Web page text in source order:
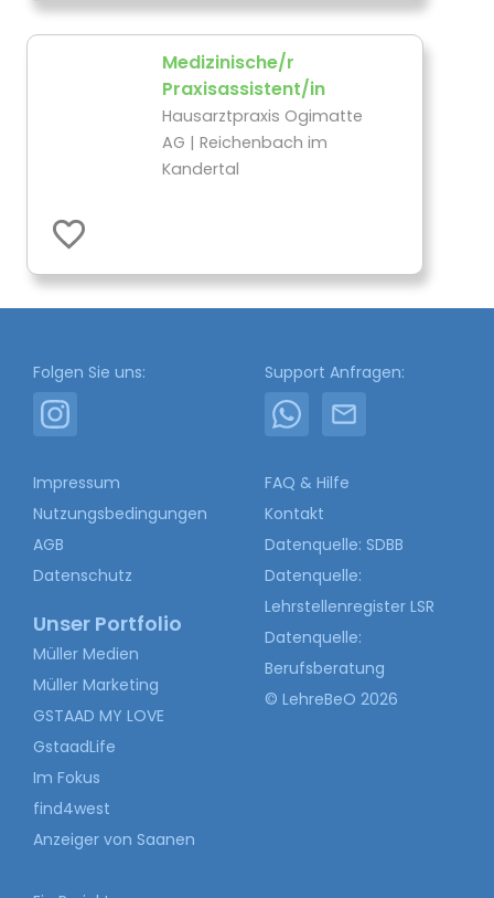
Medizinische/r
Praxisassistent/in
Hausarztpraxis Ogimatte
AG | Reichenbach im
Kandertal
Folgen Sie uns: Support Anfragen:
Impressum
Nutzungsbedingungen
AGB
Datenschutz
Unser Portfolio
Müller Medien
Müller Marketing
GSTAAD MY LOVE
GstaadLife
Im Fokus
find4west
Anzeiger von Saanen
FAQ & Hilfe
Kontakt
Datenquelle: SDBB
Datenquelle:
Lehrstellenregister LSR
Datenquelle:
Berufsberatung
© LehreBeO 2026